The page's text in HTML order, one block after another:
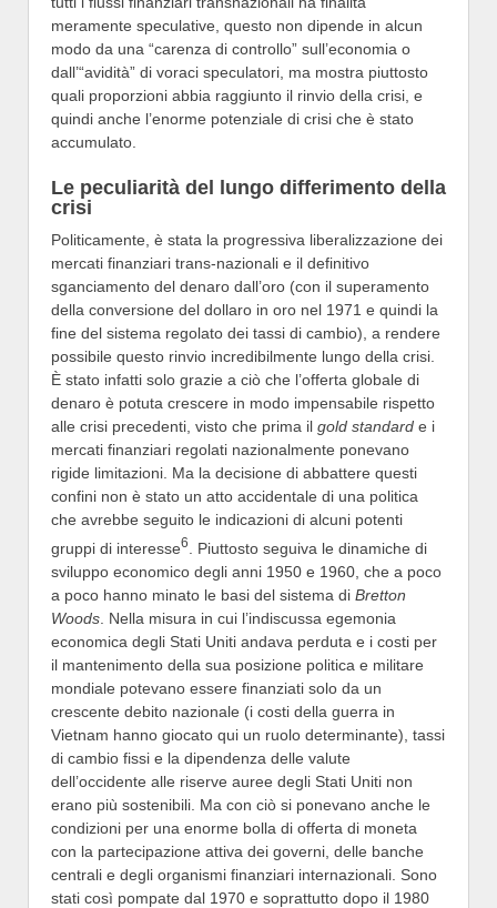
meramente speculative, questo non dipende in alcun
modo da una “carenza di controllo” sull’economia o
dall’“avidità” di voraci speculatori, ma mostra piuttosto
quali proporzioni abbia raggiunto il rinvio della crisi, e
quindi anche l’enorme potenziale di crisi che è stato
accumulato.
Le peculiarità del lungo differimento della
crisi
Politicamente, è stata la progressiva liberalizzazione dei
mercati finanziari trans-nazionali e il definitivo
sganciamento del denaro dall’oro (con il superamento
della conversione del dollaro in oro nel 1971 e quindi la
fine del sistema regolato dei tassi di cambio), a rendere
possibile questo rinvio incredibilmente lungo della crisi.
È stato infatti solo grazie a ciò che l’offerta globale di
denaro è potuta crescere in modo impensabile rispetto
alle crisi precedenti, visto che prima il gold standard e i
mercati finanziari regolati nazionalmente ponevano
rigide limitazioni. Ma la decisione di abbattere questi
confini non è stato un atto accidentale di una politica
che avrebbe seguito le indicazioni di alcuni potenti
gruppi di interesse6
. Piuttosto seguiva le dinamiche di
sviluppo economico degli anni 1950 e 1960, che a poco
a poco hanno minato le basi del sistema di Bretton
Woods . Nella misura in cui l’indiscussa egemonia
economica degli Stati Uniti andava perduta e i costi per
il mantenimento della sua posizione politica e militare
mondiale potevano essere finanziati solo da un
crescente debito nazionale (i costi della guerra in
Vietnam hanno giocato qui un ruolo determinante), tassi
di cambio fissi e la dipendenza delle valute
dell’occidente alle riserve auree degli Stati Uniti non
erano più sostenibili. Ma con ciò si ponevano anche le
condizioni per una enorme bolla di offerta di moneta
con la partecipazione attiva dei governi, delle banche
centrali e degli organismi finanziari internazionali. Sono
stati così pompate dal 1970 e soprattutto dopo il 1980